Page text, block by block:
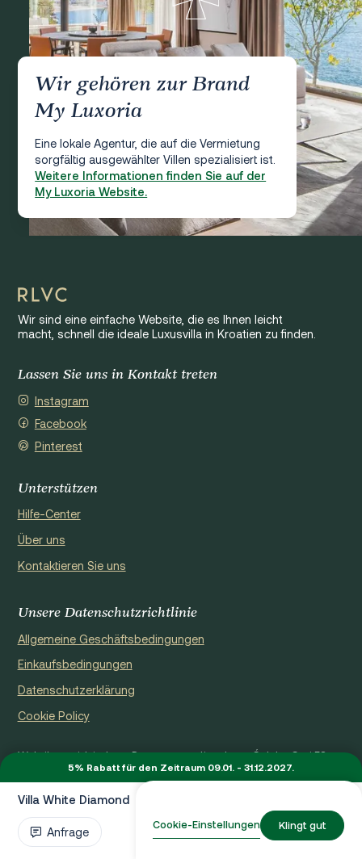
5% Rabatt für den Zeitraum 09.01. - 31.12.2027.
Villa White Diamond
Anfrage Verfügbarkeit prüfen
Wir gehören zur Brand
My Luxoria
Eine lokale Agentur, die auf die Vermietung
sorgfältig ausgewählter Villen spezialisiert ist.
Weitere Informationen finden Sie auf der
My Luxoria Website.
Wir sind eine einfache Website, die es Ihnen leicht
macht, schnell die ideale Luxusvilla in Kroatien zu finden.
Lassen Sie uns in Kontakt treten
Instagram
Facebook
Pinterest
Unterstützen
Hilfe-Center
Über uns
Kontaktieren Sie uns
Unsere Datenschutzrichtlinie
Allgemeine Geschäftsbedingungen
Einkaufsbedingungen
Datenschutzerklärung
Cookie Policy
Website registriert von Domus properties d.o.o., Ćaleta-Cari 53a,
HR - 22000, Croatia | VAT ID: HR97941229837
Ⓒ 2026 RLVC. Alle Rechte vorbehalten.
Entwickelt von Epic Digital
Cookie-Einstellungen Klingt gut